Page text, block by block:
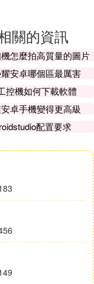
"adjustUnspeci
說在頂級的Lay
會把軟鍵盤和輸
部。
而隱藏和顯示
要有兩點:
尺寸發生變化
。這里當軟鍵
關的資訊
怎麼拍高質量的圖片
安卓哪個區最厲害
控機如何下載軟體
卓手機變得更高級
配置要求